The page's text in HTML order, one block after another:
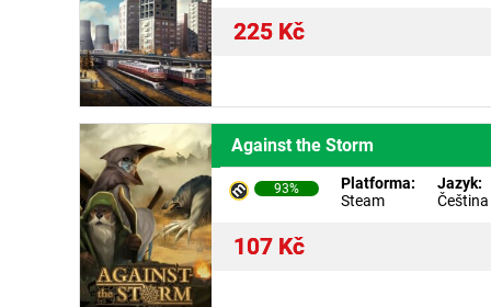
225 Kč
Against the Storm
93%
Platforma:
Steam
Jazyk:
Čeština
107 Kč